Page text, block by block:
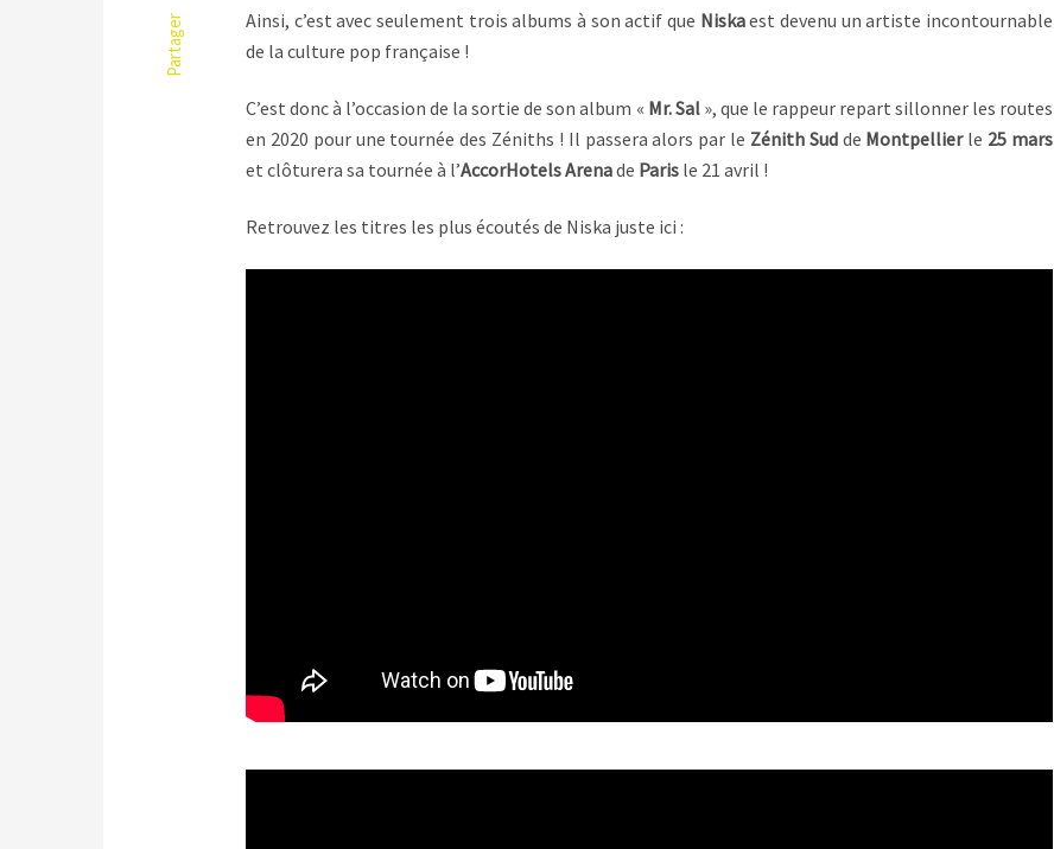
Partager Ainsi, c’est avec seulement trois albums à son actif que Niskaest devenu un artiste incontournable
de la culture pop française !
C’est donc à l’occasion de la sortie de son album « Mr.Sal», que le rappeur repart sillonner les routes
en 2020 pour une tournée des Zéniths ! Il passera alors par le Zénith Sudde Montpellierle 25 mars
et clôturera sa tournée à l’AccorHotels Arenade Paris le 21 avril !
Retrouvez les titres les plus écoutés de Niska juste ici :